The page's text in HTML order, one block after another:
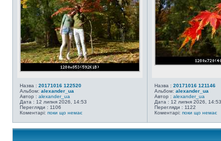
Назва : 20171016 122520
Альбом: alexander_ua
Автор : alexander_ua
Дата : 12 липня 2026, 14:53
Перегляди : 1106
Коментарі: поки що немає
Назва : 20171016 121146
Альбом: alexander_ua
Автор : alexander_ua
Дата : 12 липня 2026, 14:53
Перегляди : 1122
Коментарі: поки що немає